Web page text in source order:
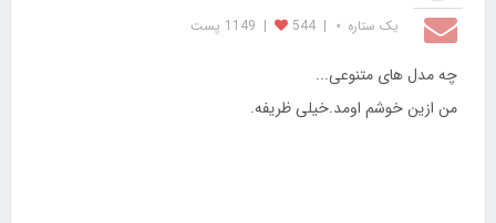
یک ستاره ⋆ |
544
| 1149 پست
چه مدل های متنوعی...
من ازین خوشم اومد.خیلی ظریفه.